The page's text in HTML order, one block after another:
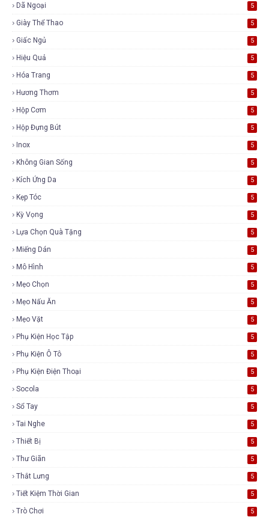
Dã Ngoại 5
Giày Thể Thao 5
Giấc Ngủ 5
Hiệu Quả 5
Hóa Trang 5
Hương Thơm 5
Hộp Cơm 5
Hộp Đựng Bút 5
Inox 5
Không Gian Sống 5
Kích Ứng Da 5
Kẹp Tóc 5
Kỳ Vọng 5
Lựa Chọn Quà Tặng 5
Miếng Dán 5
Mô Hình 5
Mẹo Chọn 5
Mẹo Nấu Ăn 5
Mẹo Vặt 5
Phụ Kiện Học Tập 5
Phụ Kiện Ô Tô 5
Phụ Kiện Điện Thoại 5
Socola 5
Sổ Tay 5
Tai Nghe 5
Thiết Bị 5
Thư Giãn 5
Thắt Lưng 5
Tiết Kiệm Thời Gian 5
Trò Chơi 5